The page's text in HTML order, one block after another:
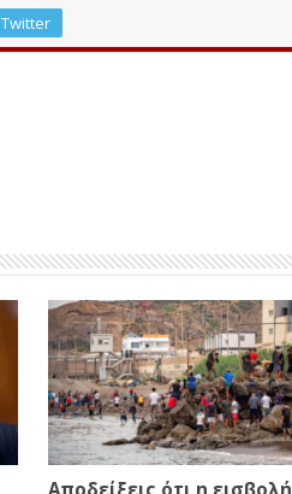
Twitter
Αποδείξεις ότι η εισβολή